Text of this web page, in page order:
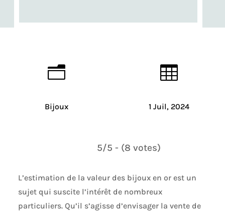
n
Bijoux

1 Juil, 2024
5/5 - (8 votes)
L’estimation de la valeur des bijoux en or est un
sujet qui suscite l’intérêt de nombreux
particuliers. Qu’il s’agisse d’envisager la vente de